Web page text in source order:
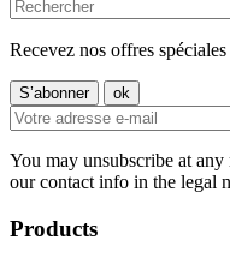
Recevez nos offres spéciales
You may unsubscribe at
our contact info in the legal
Products